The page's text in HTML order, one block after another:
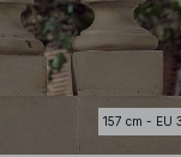
157 cm - EU